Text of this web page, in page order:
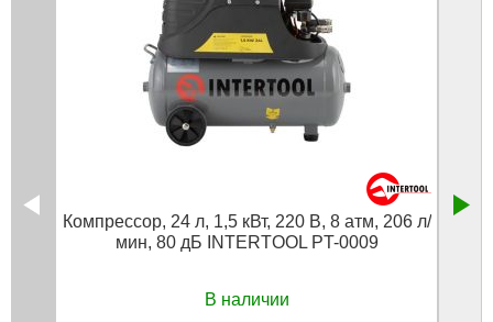
Компрессор, 24 л, 1,5 кВт, 220 В, 8 атм, 206 л/
мин, 80 дБ INTERTOOL PT-0009
В наличии